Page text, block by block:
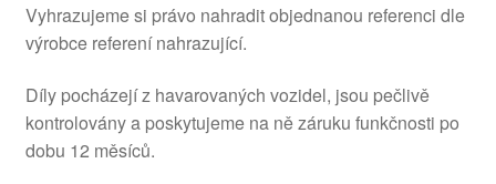
Vyhrazujeme si právo nahradit objednanou referenci dle
výrobce referení nahrazující.
Díly pocházejí z havarovaných vozidel, jsou pečlivě
kontrolovány a poskytujeme na ně záruku funkčnosti po
dobu 12 měsíců.